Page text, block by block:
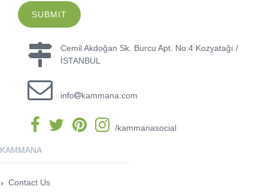
Cemil Akdoğan Sk. Burcu Apt. No:4 Kozyatağı /
İSTANBUL
info kammana.com
/kammanasocial
KAMMANA
Contact Us